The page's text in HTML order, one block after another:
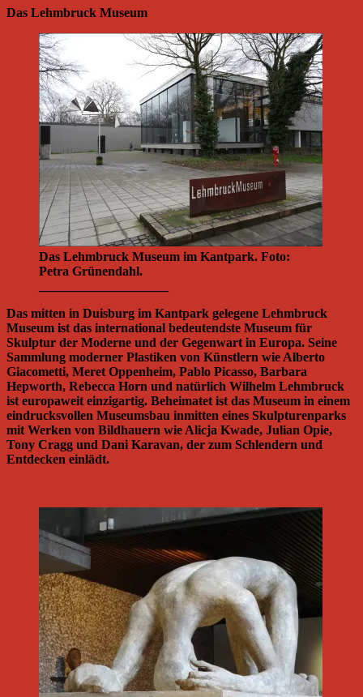
Das Lehmbruck Museum
Das Lehmbruck Museum im Kantpark. Foto:
Petra Grünendahl.
Das mitten in Duisburg im Kantpark gelegene Lehmbruck
Museum ist das international bedeutendste Museum für
Skulptur der Moderne und der Gegenwart in Europa. Seine
Sammlung moderner Plastiken von Künstlern wie Alberto
Giacometti, Meret Oppenheim, Pablo Picasso, Barbara
Hepworth, Rebecca Horn und natürlich Wilhelm Lehmbruck
ist europaweit einzigartig. Beheimatet ist das Museum in einem
eindrucksvollen Museumsbau inmitten eines Skulpturenparks
mit Werken von Bildhauern wie Alicja Kwade, Julian Opie,
Tony Cragg und Dani Karavan, der zum Schlendern und
Entdecken einlädt.